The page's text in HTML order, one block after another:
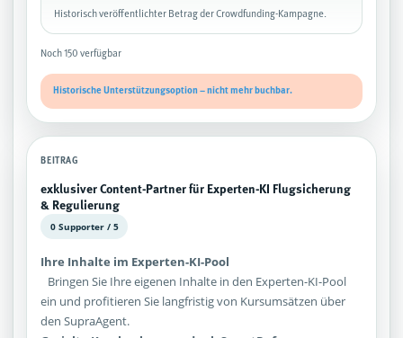
Historisch veröffentlichter Betrag der Crowdfunding-Kampagne.
Noch 150 verfügbar
Historische Unterstützungsoption – nicht mehr buchbar.
BEITRAG
exklusiver Content-Partner für Experten-KI Flugsicherung
& Regulierung
0 Supporter / 5
Ihre Inhalte im Experten-KI-Pool
Bringen Sie Ihre eigenen Inhalte in den Experten-KI-Pool
ein und profitieren Sie langfristig von Kursumsätzen über
den SupraAgent.